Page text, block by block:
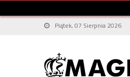
Piątek, 07 Sierpnia 2026